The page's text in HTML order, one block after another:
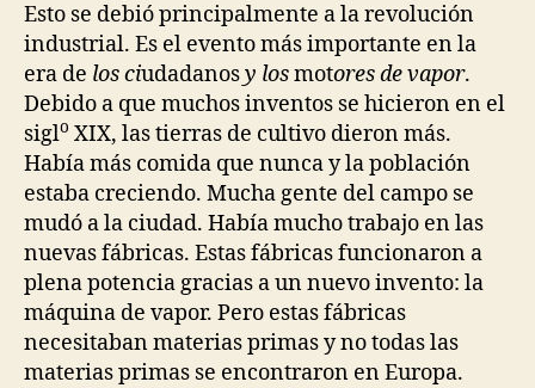
Esto se debió principalmente a la revolución
industrial. Es el evento más importante en la
era de los ciudadanosy losmotores de vapor.
Debido a que muchos inventos se hicieron en el
siglo XIX, las tierras de cultivo dieron más.
Había más comida que nunca y la población
estaba creciendo. Mucha gente del campo se
mudó a la ciudad. Había mucho trabajo en las
nuevas fábricas. Estas fábricas funcionaron a
plena potencia gracias a un nuevo invento: la
máquina de vapor. Pero estas fábricas
necesitaban materias primas y no todas las
materias primas se encontraron en Europa.